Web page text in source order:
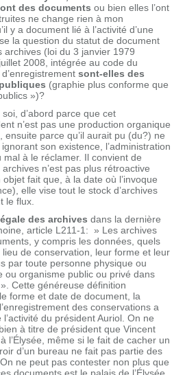
des documents ou bien elles l’ont
ne change rien à mon
y a document lié à l’activité d’une
la question du statut de document
(loi du 3 janvier 1979
2008, intégrée au code du
sont-elles des
(graphie plus conforme que
»)?
d’abord parce que cet
n’est pas une production organique
ensuite parce qu’il aurait pu (du?) ne
son existence, l’administration
à le réclamer. Il convient de
n’est pas plus rétroactive
fait que, à la date où l’invoque
elle vise tout le stock d’archives
le flux.
des archives dans la dernière
article L211-1: » Les archives
y compris les données, quels
de conservation, leur forme et leur
par toute personne physique ou
ou organisme public ou privé dans
Cette généreuse définition
forme et date de document, la
des conservations a
du président Auriol. On ne
à titre de président que Vincent
l’Élysée, même si le fait de cacher un
d’un bureau ne fait pas partie des
ne peut pas contester non plus que